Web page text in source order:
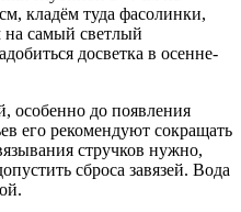
кладём туда фасолинки,
на самый светлый
досветка в осенне-
особенно до появления
его рекомендуют сокращать
стручков нужно,
сброса завязей. Вода